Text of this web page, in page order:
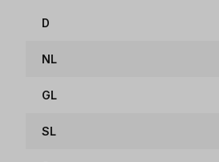
D
NL
GL
SL